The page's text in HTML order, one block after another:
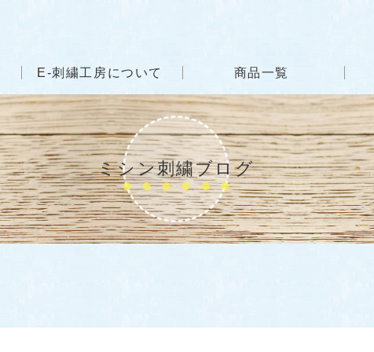
E-刺繍工房について 商品一覧
ミシン刺繍ブログ